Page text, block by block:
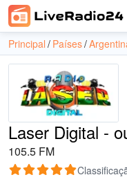
Principal Países
Laser Digital -
105.5 FM